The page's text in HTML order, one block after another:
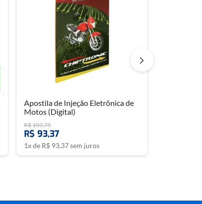
Apostila de Injeção Eletrônica de
Motos (Digital)
R$103,75
R$ 93,37
1x de R$ 93,37sem juros